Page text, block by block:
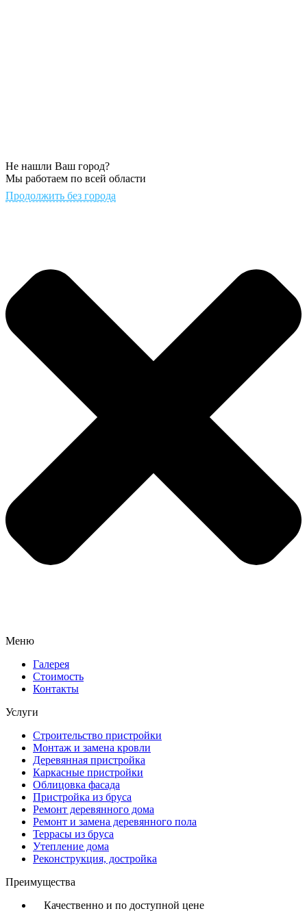
Не нашли Ваш город?
Мы работаем по всей области
Продолжить без города
Меню
Галерея
Стоимость
Контакты
Услуги
Строительство пристройки
Монтаж и замена кровли
Деревянная пристройка
Каркасные пристройки
Облицовка фасада
Пристройка из бруса
Ремонт деревянного дома
Ремонт и замена деревянного пола
Террасы из бруса
Утепление дома
Реконструкция, достройка
Преимущества
Качественно и по доступной цене